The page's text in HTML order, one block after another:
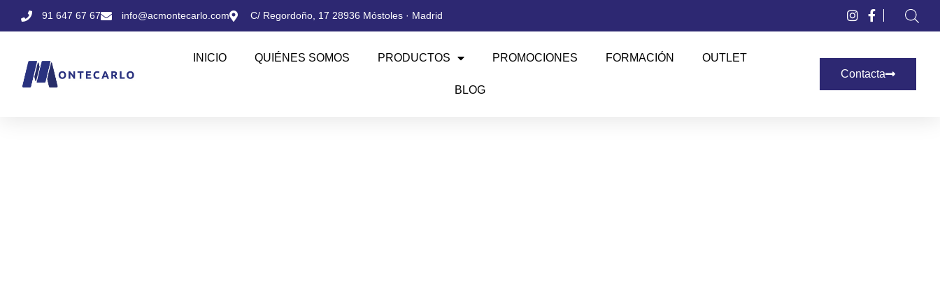
91 647 67 67 info@acmontecarlo.com C/ Regordoño, 17 28936 Móstoles · Madrid
INICIO QUIÉNES SOMOS PRODUCTOS PROMOCIONES FORMACIÓN OUTLET
BLOG
Contacta